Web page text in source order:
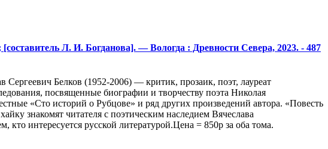
Л. И. Богданова]. — Вологда : Древности Севера, 2023. - 487
Белков (1952-2006) — критик, прозаик, поэт, лауреат
посвященные биографии и творчеству поэта Николая
«Сто историй о Рубцове» и ряд других произведений автора. «Повесть
знакомят читателя с поэтическим наследием Вячеслава
интересуется русской литературой.Цена = 850р за оба тома.